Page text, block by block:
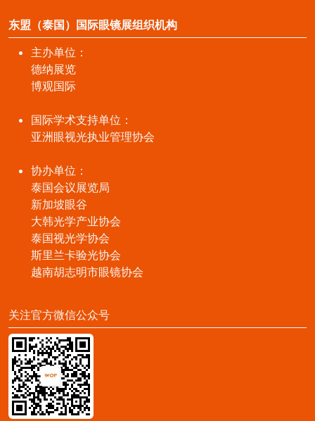
东盟（泰国）国际眼镜展组织机构
主办单位：
德纳展览
博观国际
国际学术支持单位：
亚洲眼视光执业管理协会
协办单位：
泰国会议展览局
新加坡眼谷
大韩光学产业协会
泰国视光学协会
斯里兰卡验光协会
越南胡志明市眼镜协会
关注官方微信公众号